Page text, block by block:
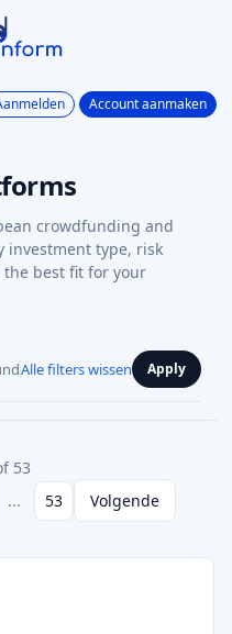
Account aanmaken
crowdfunding and
investment type, risk
best fit for your
Alle filters wissen Apply
53
... 53 Volgende